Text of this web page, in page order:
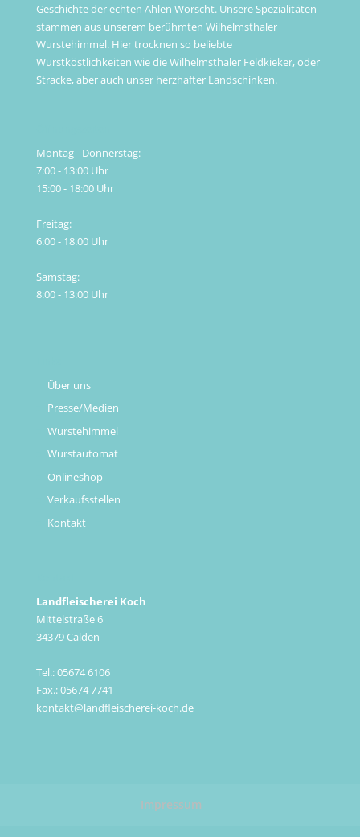
Geschichte der echten Ahlen Worscht. Unsere Spezialitäten
stammen aus unserem berühmten Wilhelmsthaler
Wurstehimmel. Hier trocknen so beliebte
Wurstköstlichkeiten wie die Wilhelmsthaler Feldkieker, oder
Stracke, aber auch unser herzhafter Landschinken.
Montag - Donnerstag:
7:00 - 13:00 Uhr
15:00 - 18:00 Uhr
Freitag:
6:00 - 18.00 Uhr
Samstag:
8:00 - 13:00 Uhr
Über uns
Presse/Medien
Wurstehimmel
Wurstautomat
Onlineshop
Verkaufsstellen
Kontakt
Landfleischerei Koch
Mittelstraße 6
34379 Calden
Tel.: 05674 6106
Fax.: 05674 7741
kontakt@landfleischerei-koch.de
Impressum